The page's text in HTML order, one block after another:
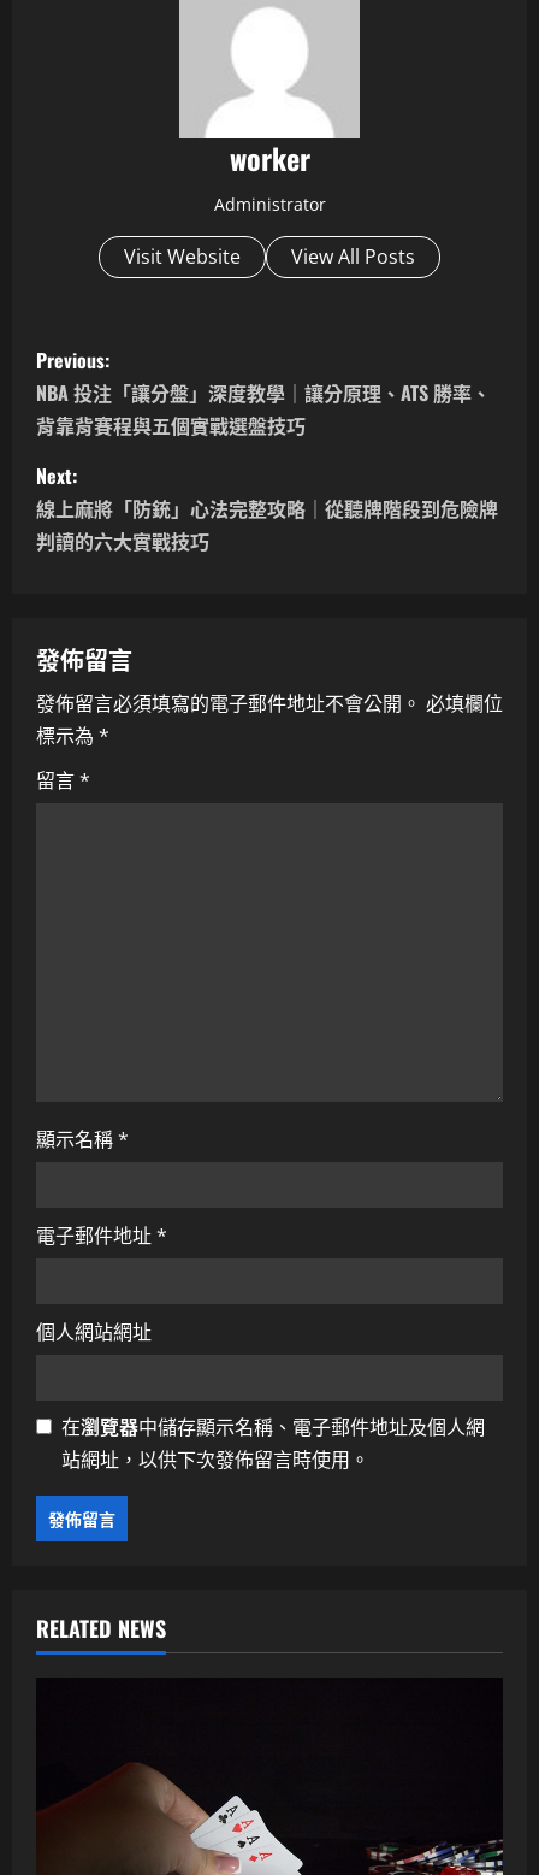
worker
Administrator
Visit Website View All Posts
P
o
s
t
n
v
i
g
a
Previous:
NBA 投注「讓分盤」深度教學｜讓分原理、ATS 勝率、
背靠背賽程與五個實戰選盤技巧
Next:
線上麻將「防銃」心法完整攻略｜從聽牌階段到危險牌
判讀的六大實戰技巧
發佈留言
發佈留言必須填寫的電子郵件地址不會公開。 必填欄位
標示為 *
留言*
顯示名稱*
電子郵件地址*
個人網站網址
在瀏覽器中儲存顯示名稱、電子郵件地址及個人網
站網址，以供下次發佈留言時使用。
RELATED NEWS